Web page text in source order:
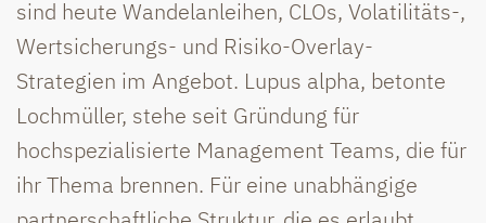
sind heute Wandelanleihen, CLOs, Volatilitäts-,
Wertsicherungs- und Risiko-Overlay-
Strategien im Angebot. Lupus alpha, betonte
Lochmüller, stehe seit Gründung für
hochspezialisierte Management Teams, die für
ihr Thema brennen. Für eine unabhängige